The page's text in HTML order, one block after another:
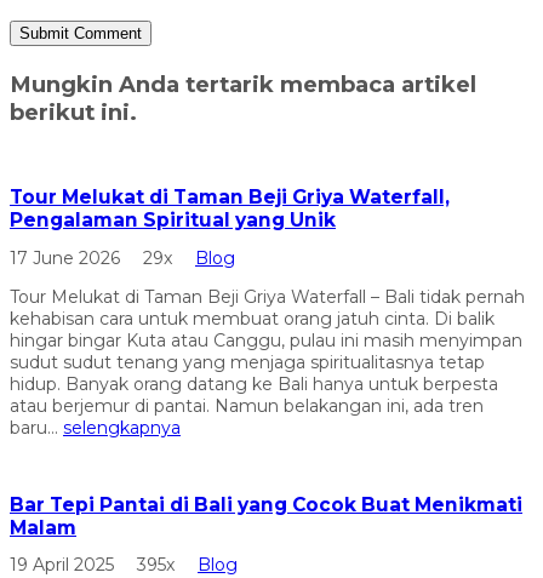
Mungkin Anda tertarik membaca artikel
berikut ini.
Tour Melukat di Taman Beji Griya Waterfall,
Pengalaman Spiritual yang Unik
17 June 2026 29x
Blog
Tour Melukat di Taman Beji Griya Waterfall – Bali tidak pernah
kehabisan cara untuk membuat orang jatuh cinta. Di balik
hingar bingar Kuta atau Canggu, pulau ini masih menyimpan
sudut sudut tenang yang menjaga spiritualitasnya tetap
hidup. Banyak orang datang ke Bali hanya untuk berpesta
atau berjemur di pantai. Namun belakangan ini, ada tren
baru... selengkapnya
Bar Tepi Pantai di Bali yang Cocok Buat Menikmati
Malam
19 April 2025 395x
Blog